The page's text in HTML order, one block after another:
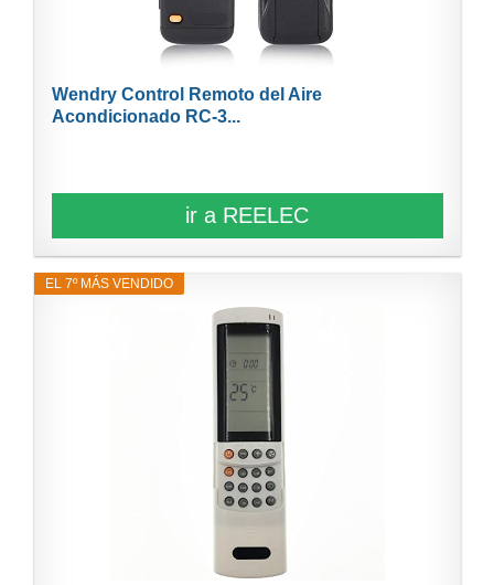
Wendry Control Remoto del Aire
Acondicionado RC-3...
ir a REELEC
EL 7º MÁS VENDIDO